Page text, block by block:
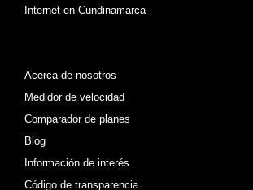
Internet en Cundinamarca
Acerca de nosotros
Medidor de velocidad
Comparador de planes
Blog
Información de interés
Código de transparencia